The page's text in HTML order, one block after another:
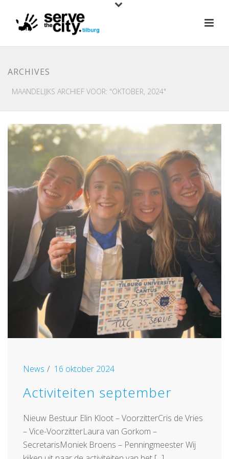
ARCHIVES
MAANDELIJKS ARCHIEF VOOR: "OKTOBER, 2024"
News 16 oktober 2024
Activiteiten september
Nieuw Bestuur Elin Kloot – VoorzitterCris de Vries
– Vice-VoorzitterLaura van Gorkom –
SecretarisMoniek Broens – Penningmeester Wij